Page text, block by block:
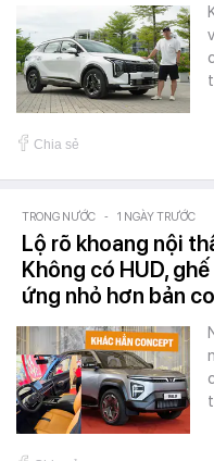
Chia sẻ
TRONG NƯỚC - 1 NGÀY TRƯỚC
Lộ rõ khoang nội
Không có HUD,
ứng nhỏ hơn bản